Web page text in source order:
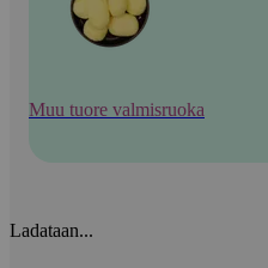
Muu tuore valmisruoka
Ladataan...